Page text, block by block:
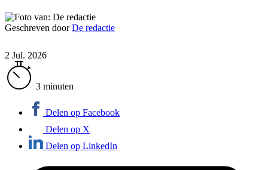
Geschreven doorDe redactie
2 Jul. 2026
3 minuten
Delen op Facebook
Delen op X
Delen op LinkedIn